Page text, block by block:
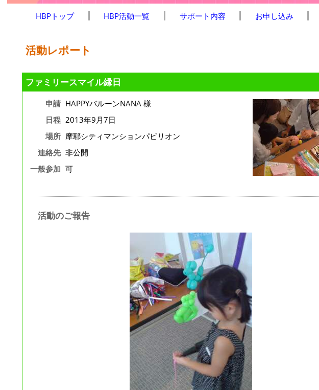
HBPトップ HBP活動一覧 サポート内容 お申し込み
活動レポート
ファミリースマイル縁日
申請 HAPPYバルーンNANA 様
日程 2013年9月7日
場所 摩耶シティマンションパビリオン
連絡先 非公開
一般参加 可
活動のご報告